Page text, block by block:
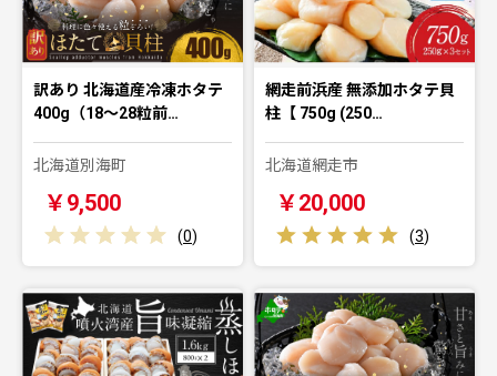
訳あり 北海道産冷凍ホタテ
400g（18～28粒前…
北海道別海町
￥9,500
(0)
網走前浜産 無添加ホタテ貝
柱【 750g (250…
北海道網走市
￥20,000
(3)